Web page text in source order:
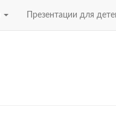
Презентации для